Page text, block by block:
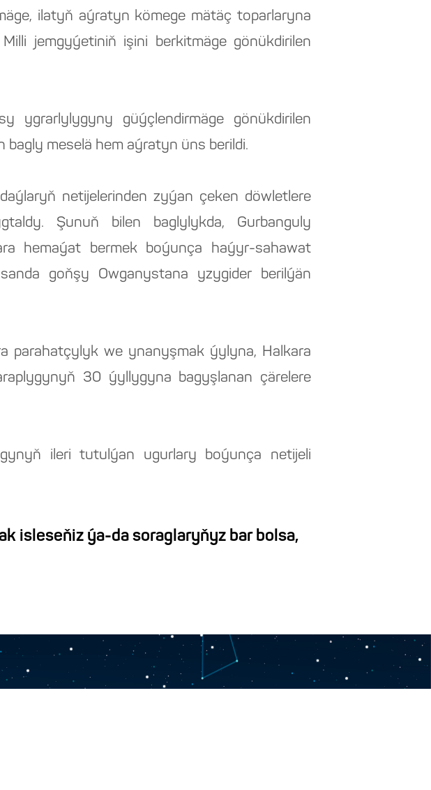
ilatyň aýratyn kömege mätäç toparlaryna
jemgyýetiniň işini berkitmäge gönükdirilen
ygrarlylygyny güýçlendirmäge gönükdirilen
meselä hem aýratyn üns berildi.
netijelerinden zyýan çeken döwletlere
Şunuň bilen baglylykda, Gurbanguly
hemaýat bermek boýunça haýyr-sahawat
goňşy Owganystana yzygider berilýän
parahatçylyk we ynanyşmak ýylyna, Halkara
30 ýyllygyna bagyşlanan çärelere
ileri tutulýan ugurlary boýunça netijeli
isleseňiz ýa-da soraglaryňyz bar bolsa,